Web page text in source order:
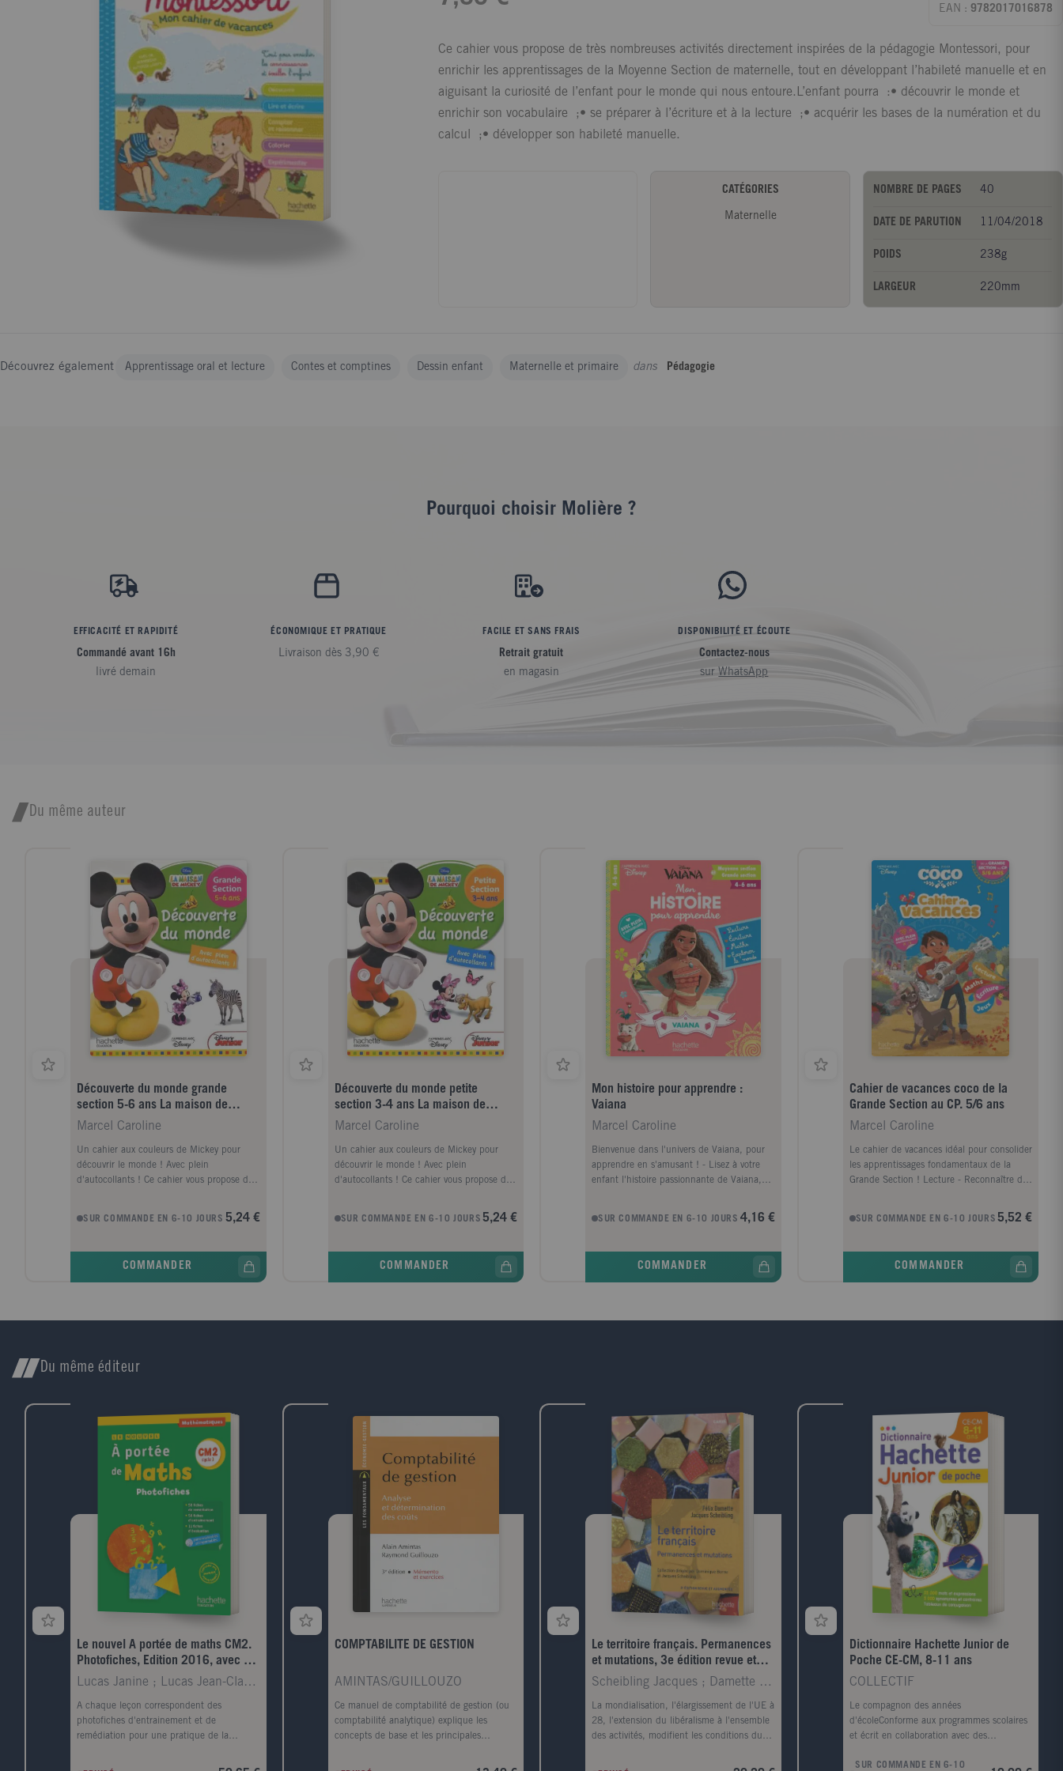
EAN : 9782017016878
Ce cahier vous propose de très nombreuses activités directement inspirées de la pédagogie Montessori, pour
enrichir les apprentissages de la Moyenne Section de maternelle, tout en développant l’habileté manuelle et en
aiguisant la curiosité de l’enfant pour le monde qui nous entoure.L’enfant pourra :• découvrir le monde et
enrichir son vocabulaire ;• se préparer à l’écriture et à la lecture ;• acquérir les bases de la numération et du
calcul ;• développer son habileté manuelle.
CATÉGORIES
Maternelle
NOMBRE DE PAGES 40
DATE DE PARUTION 11/04/2018
POIDS 238g
LARGEUR 220mm
Découvrez également Apprentissage oral et lecture Contes et comptines Dessin enfant Maternelle et primaire dans Pédagogie
Pourquoi choisir Molière ?
EFFICACITÉ ET RAPIDITÉ
Commandé avant 16h
livré demain
ÉCONOMIQUE ET PRATIQUE
Livraison dès 3,90 €
FACILE ET SANS FRAIS
Retrait gratuit
en magasin
DISPONIBILITÉ ET ÉCOUTE
Contactez-nous
sur WhatsApp
Du même auteur
Découverte du monde grande
section 5-6 ans La maison de
Mickey
Marcel Caroline
Un cahier aux couleurs de Mickey pour
découvrir le monde ! Avec plein
d'autocollants ! Ce cahier vous propose des
la curiosité de l'enfant et développer ses
connaissances sur le monde qui l'entoure :
aliments, la météo, le repérage dans
l'espace et le temps. Des petites questions
SUR COMMANDE EN 6-10 JOURS 5,24 €
COMMANDER
Découverte du monde petite
section 3-4 ans La maison de
Mickey
Marcel Caroline
Un cahier aux couleurs de Mickey pour
découvrir le monde ! Avec plein
d'autocollants ! Ce cahier vous propose des
la curiosité de l'enfant et développer ses
connaissances sur le monde qui l'entoure :
aliments, la météo, le repérage dans
l'espace et le temps. Des petites questions
SUR COMMANDE EN 6-10 JOURS 5,24 €
COMMANDER
Mon histoire pour apprendre :
Vaiana
Marcel Caroline
Bienvenue dans l'univers de Vaiana, pour
apprendre en s'amusant ! - Lisez à votre
enfant l'histoire passionnante de Vaiana,
et son imagination. Profitez des exercices
SUR COMMANDE EN 6-10 JOURS 4,16 €
COMMANDER
Cahier de vacances coco de la
Grande Section au CP. 5/6 ans
Marcel Caroline
Le cahier de vacances idéal pour consolider
les apprentissages fondamentaux de la
Grande Section ! Lecture - Reconnaître des
les lettres cursives Ecriture - Suivre un
tracé avec précision - Tracer des lettres -
collection d'objets - Ecrire les nombres
Explorer le monde - Retrouver l'ordre d'une
SUR COMMANDE EN 6-10 JOURS 5,52 €
COMMANDER
Du même éditeur
Le nouvel A portée de maths CM2.
Photofiches, Edition 2016, avec 1
CD audio
Lucas Janine ; Lucas Jean-Claude ; Trossevin Marie
A chaque leçon correspondent des
photofiches d'entrainement et de
remédiation pour une pratique de la
grand domaine, des fiches d'évaluation
COMPTABILITE DE GESTION
AMINTAS/GUILLOUZO
Ce manuel de comptabilité de gestion (ou
comptabilité analytique) explique les
concepts de base et les principales
Particulièrement pédagogique, il a été
Le territoire français. Permanences
et mutations, 3e édition revue et
augmentée
Scheibling Jacques ; Damette Félix
La mondialisation, l'élargissement de l'UE à
28, l'extension du libéralisme à l'ensemble
des activités, modifient les conditions du
Dictionnaire Hachette Junior de
Poche CE-CM, 8-11 ans
COLLECTIF
Le compagnon des années
d'écoleConforme aux programmes scolaires
et écrit en collaboration avec des
Junior de poche guidera les enfants dans
SUR COMMANDE EN 6-10